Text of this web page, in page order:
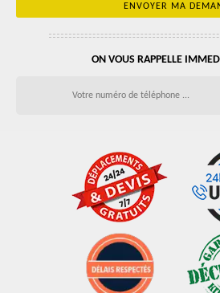
ON VOUS RAPPELLE